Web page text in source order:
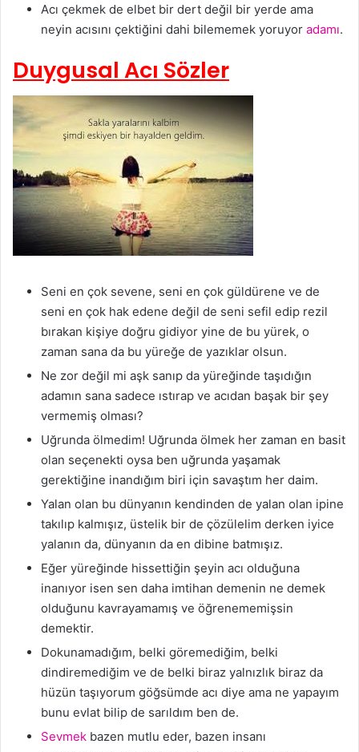
Acı çekmek de elbet bir dert değil bir yerde ama
neyin acısını çektiğini dahi bilememek yoruyor adamı.
Duygusal Acı Sözler
Seni en çok sevene, seni en çok güldürene ve de
seni en çok hak edene değil de seni sefil edip rezil
bırakan kişiye doğru gidiyor yine de bu yürek, o
zaman sana da bu yüreğe de yazıklar olsun.
Ne zor değil mi aşk sanıp da yüreğinde taşıdığın
adamın sana sadece ıstırap ve acıdan başak bir şey
vermemiş olması?
Uğrunda ölmedim! Uğrunda ölmek her zaman en basit
olan seçenekti oysa ben uğrunda yaşamak
gerektiğine inandığım biri için savaştım her daim.
Yalan olan bu dünyanın kendinden de yalan olan ipine
takılıp kalmışız, üstelik bir de çözülelim derken iyice
yalanın da, dünyanın da en dibine batmışız.
Eğer yüreğinde hissettiğin şeyin acı olduğuna
inanıyor isen sen daha imtihan demenin ne demek
olduğunu kavrayamamış ve öğrenememişsin
demektir.
Dokunamadığım, belki göremediğim, belki
dindiremediğim ve de belki biraz yalnızlık biraz da
hüzün taşıyorum göğsümde acı diye ama ne yapayım
bunu evlat bilip de sarıldım ben de.
Sevmek bazen mutlu eder, bazen insanı